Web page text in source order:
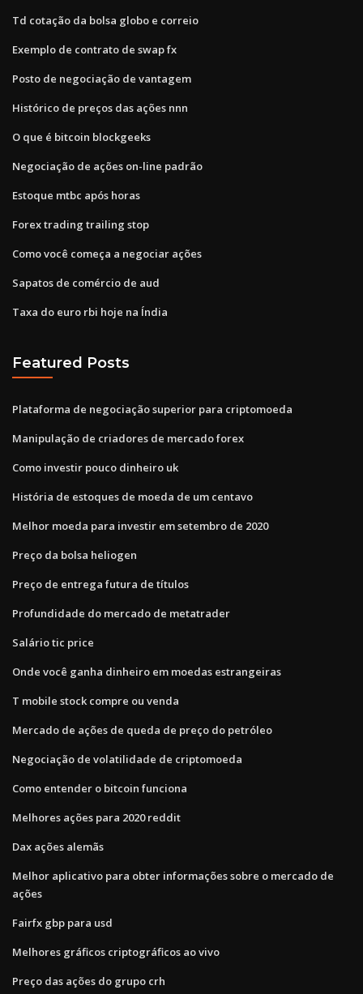
Td cotação da bolsa globo e correio
Exemplo de contrato de swap fx
Posto de negociação de vantagem
Histórico de preços das ações nnn
O que é bitcoin blockgeeks
Negociação de ações on-line padrão
Estoque mtbc após horas
Forex trading trailing stop
Como você começa a negociar ações
Sapatos de comércio de aud
Taxa do euro rbi hoje na Índia
Featured Posts
Plataforma de negociação superior para criptomoeda
Manipulação de criadores de mercado forex
Como investir pouco dinheiro uk
História de estoques de moeda de um centavo
Melhor moeda para investir em setembro de 2020
Preço da bolsa heliogen
Preço de entrega futura de títulos
Profundidade do mercado de metatrader
Salário tic price
Onde você ganha dinheiro em moedas estrangeiras
T mobile stock compre ou venda
Mercado de ações de queda de preço do petróleo
Negociação de volatilidade de criptomoeda
Como entender o bitcoin funciona
Melhores ações para 2020 reddit
Dax ações alemãs
Melhor aplicativo para obter informações sobre o mercado de
ações
Fairfx gbp para usd
Melhores gráficos criptográficos ao vivo
Preço das ações do grupo crh